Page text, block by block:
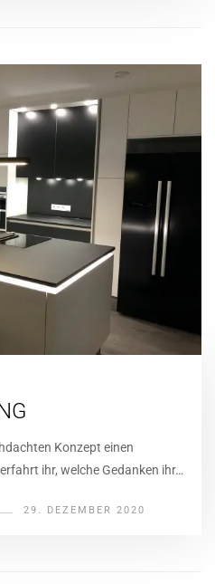
Konzept einen
ihr, welche Gedanken ihr…
29. DEZEMBER 2020